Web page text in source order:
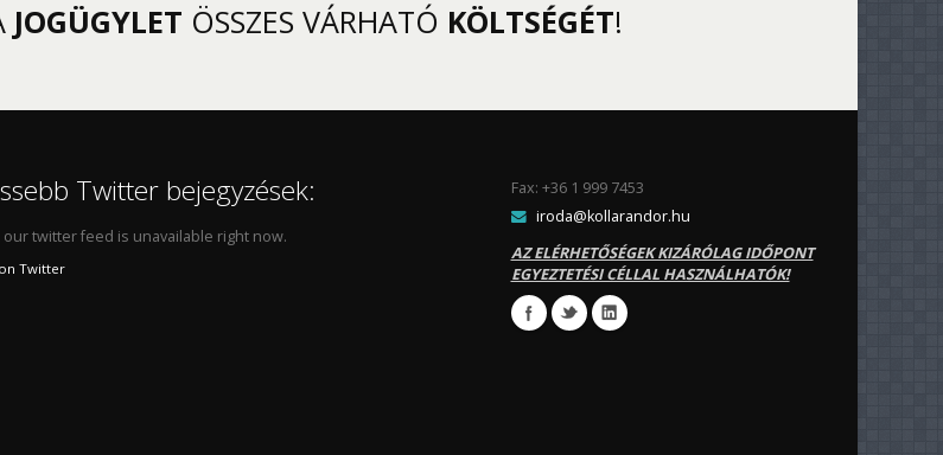
JOGÜGYLET ÖSSZES VÁRHATÓ KÖLTSÉGÉT!
Twitter bejegyzések:
our twitter feed is unavailable right now.
Twitter
Fax: +36 1 999 7453
iroda@kollarandor.hu
AZ ELÉRHETŐSÉGEK KIZÁRÓLAG IDŐPONT
EGYEZTETÉSI CÉLLAL HASZNÁLHATÓK!